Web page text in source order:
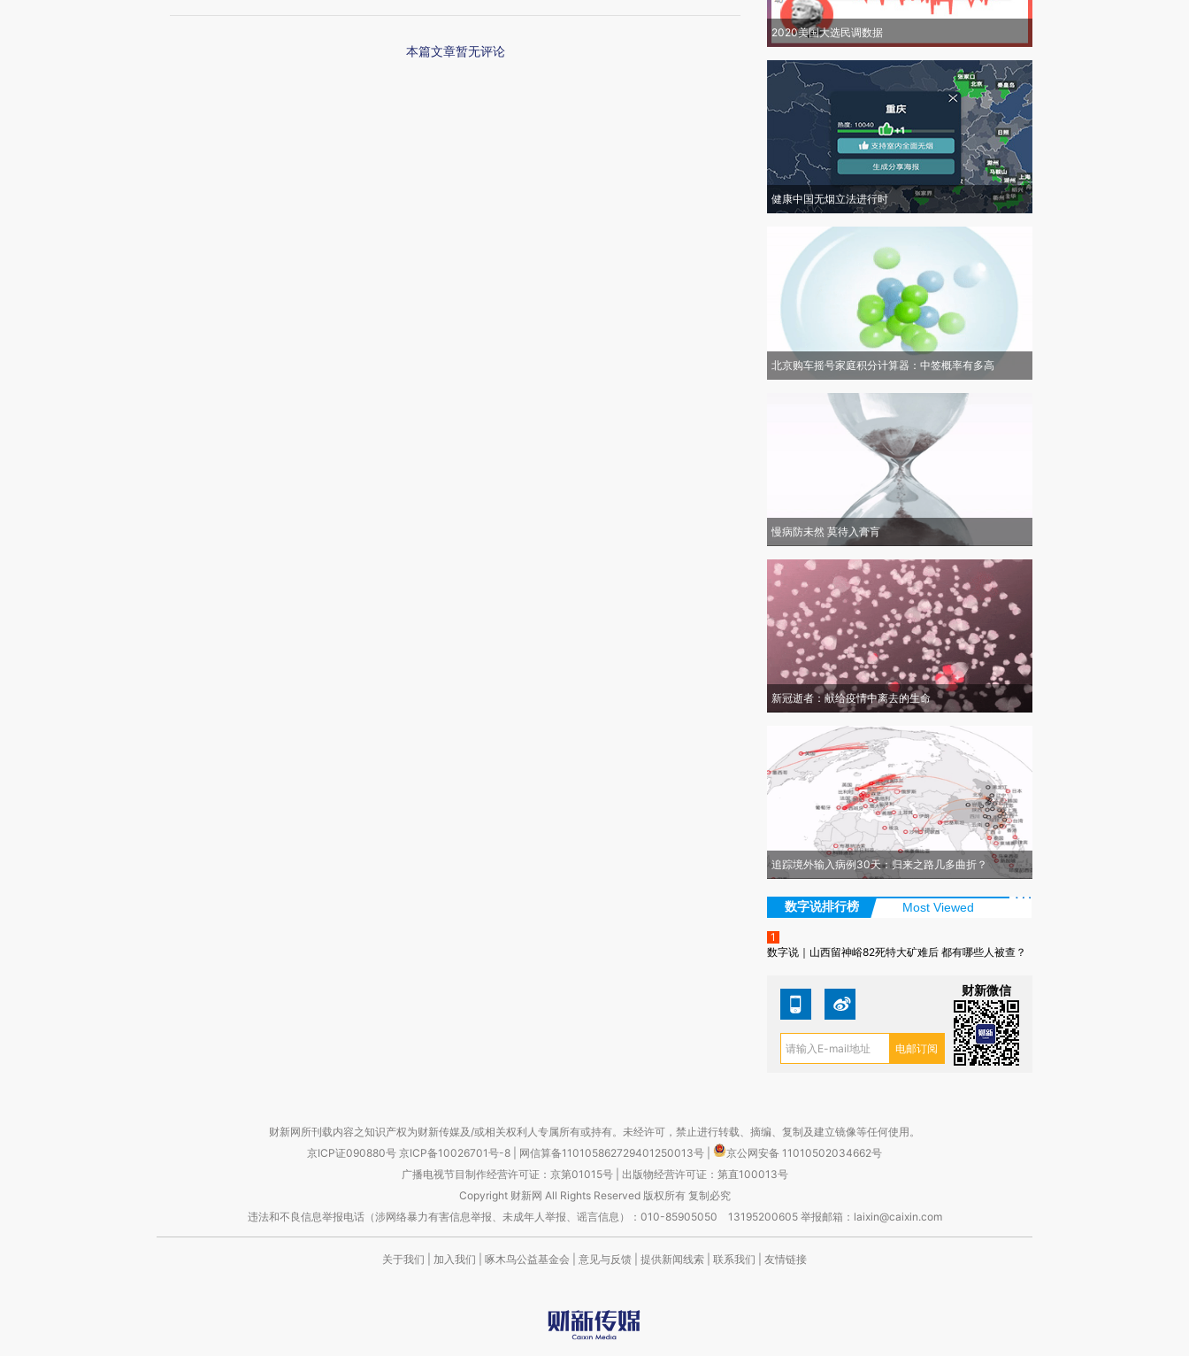
本篇文章暂无评论
2020美国大选民调数据
健康中国无烟立法进行时
北京购车摇号家庭积分计算器：中签概率有多高
慢病防未然 莫待入膏肓
新冠逝者：献给疫情中离去的生命
追踪境外输入病例30天：归来之路几多曲折？
数字说排行榜 Most Viewed
1
数字说｜山西留神峪82死特大矿难后 都有哪些人被查？
财新微信
财新网所刊载内容之知识产权为财新传媒及/或相关权利人专属所有或持有。未经许可，禁止进行转载、摘编、复制及建立镜像等任何使用。
京ICP证090880号 京ICP备10026701号-8 网信算备110105862729401250013号
京公网安备 11010502034662号
广播电视节目制作经营许可证：京第01015号| 出版物经营许可证：第直100013号
Copyright 财新网 All Rights Reserved 版权所有 复制必究
违法和不良信息举报电话（涉网络暴力有害信息举报、未成年人举报、谣言信息）：010-85905050 13195200605 举报邮箱：laixin@caixin.com
关于我们 加入我们 啄木鸟公益基金会 意见与反馈 提供新闻线索 联系我们 友情链接